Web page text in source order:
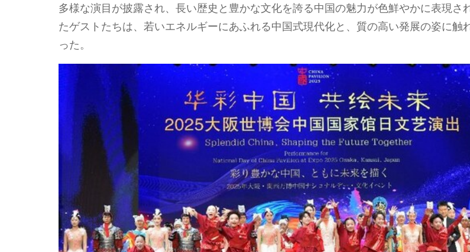
多様な演目が披露され、長い歴史と豊かな文化を誇る中国の魅力が色鮮やかに表現さ
たゲストたちは、若いエネルギーにあふれる中国式現代化と、質の高い発展の姿に触
った。